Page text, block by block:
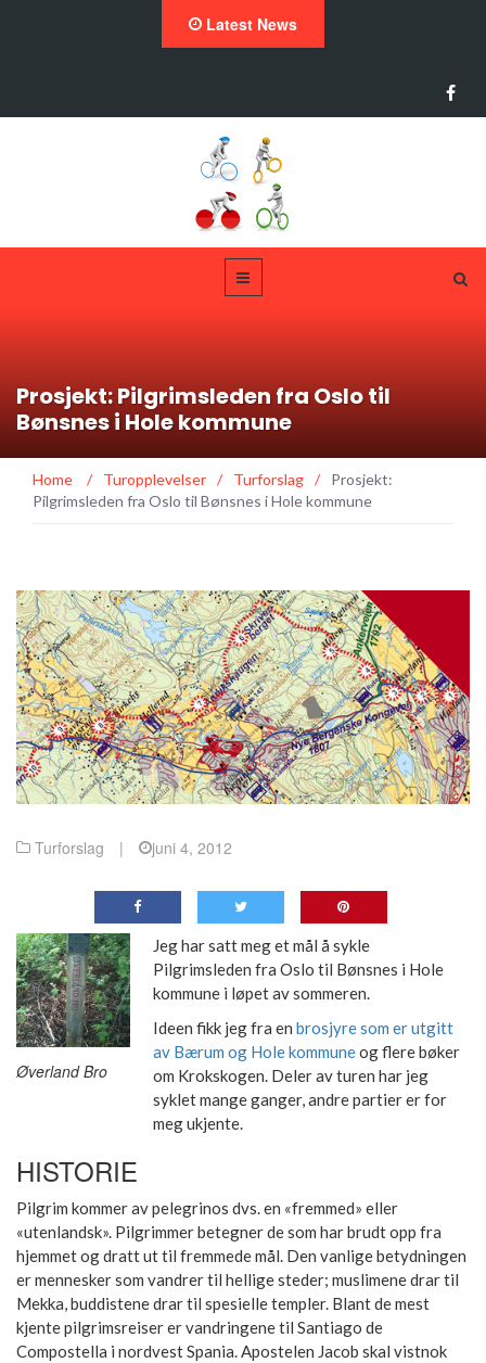
Latest News
Prosjekt: Pilgrimsleden fra Oslo til
Bønsnes i Hole kommune
Home / Turopplevelser / Turforslag /
Prosjekt:
Pilgrimsleden fra Oslo til Bønsnes i Hole kommune
Turforslag | juni 4, 2012
Øverland Bro
Jeg har satt meg et mål å sykle
Pilgrimsleden fra Oslo til Bønsnes i Hole
kommune i løpet av sommeren.
Ideen fikk jeg fra en brosjyre som er utgitt
av Bærum og Hole kommuneog flere bøker
om Krokskogen. Deler av turen har jeg
syklet mange ganger, andre partier er for
meg ukjente.
HISTORIE
Pilgrim kommer av pelegrinos dvs. en «fremmed» eller
«utenlandsk». Pilgrimmer betegner de som har brudt opp fra
hjemmet og dratt ut til fremmede mål. Den vanlige betydningen
er mennesker som vandrer til hellige steder; muslimene drar til
Mekka, buddistene drar til spesielle templer. Blant de mest
kjente pilgrimsreiser er vandringene til Santiago de
Compostella i nordvest Spania. Apostelen Jacob skal vistnok